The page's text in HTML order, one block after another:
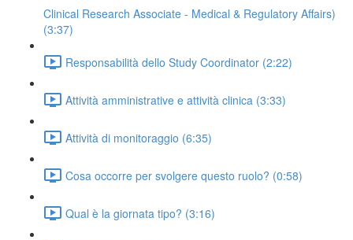
Clinical Research Associate - Medical & Regulatory Affairs)
(3:37)
Responsabilità dello Study Coordinator (2:22)
Attività amministrative e attività clinica (3:33)
Attività di monitoraggio (6:35)
Cosa occorre per svolgere questo ruolo? (0:58)
Qual è la giornata tipo? (3:16)